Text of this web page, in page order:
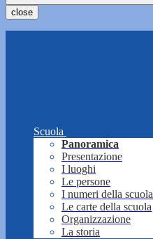
close
Scuola
Panoramica
Presentazione
I luoghi
Le persone
I numeri della scuola
Le carte della scuola
Organizzazione
La storia